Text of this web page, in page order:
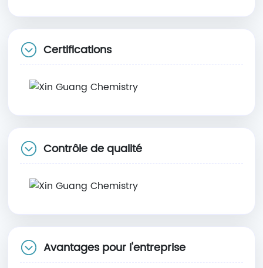
Certifications
Contrôle de qualité
Avantages pour l'entreprise